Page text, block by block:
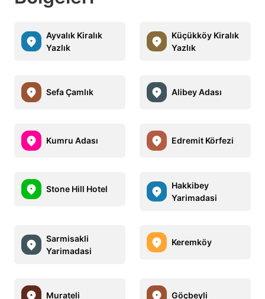
Ayvalık Kiralık
Yazlık
Küçükköy Kiralık
Yazlık
Sefa Çamlık Alibey Adası
Kumru Adası Edremit Körfezi
Stone Hill Hotel
Hakkibey
Yarimadasi
Sarmisakli
Yarimadasi
Keremköy
Murateli Göçbeyli